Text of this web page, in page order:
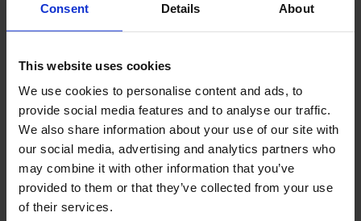
Consent Details About
This website uses cookies
We use cookies to personalise content and ads, to
provide social media features and to analyse our traffic.
We also share information about your use of our site with
our social media, advertising and analytics partners who
may combine it with other information that you’ve
provided to them or that they’ve collected from your use
of their services.
Totaal gewicht
Downloads
Bestandsnaam